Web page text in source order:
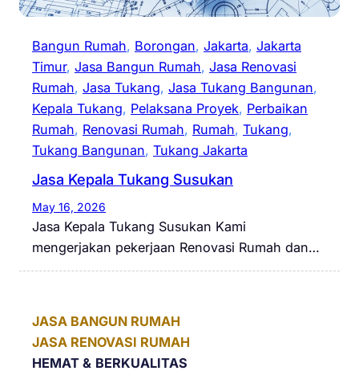
Bangun Rumah, Borongan, Jakarta, Jakarta
Timur, Jasa Bangun Rumah, Jasa Renovasi
Rumah, Jasa Tukang, Jasa Tukang Bangunan
Kepala Tukang, Pelaksana Proyek, Perbaikan
Rumah, Renovasi Rumah, Rumah, Tukang
Tukang Bangunan, Tukang Jakarta
Jasa Kepala Tukang Susukan
May 16, 2026
Jasa Kepala Tukang Susukan Kami
mengerjakan pekerjaan Renovasi Rumah dan…
JASA BANGUN RUMAH
JASA RENOVASI RUMAH
HEMAT & BERKUALITAS